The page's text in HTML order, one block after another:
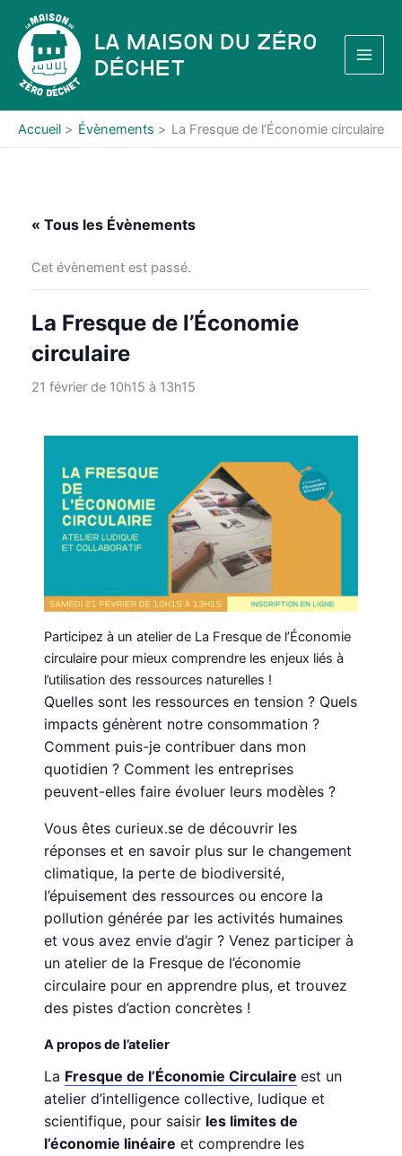
contenu
La Maison du Zéro
Déchet
Accueil Évènements La Fresque de l’Économie circulaire
« Tous les Évènements
Cet évènement est passé.
La Fresque de l’Économie
circulaire
21 février de 10h15 à 13h15
Participez à un atelier de La Fresque de l’Économie
circulaire pour mieux comprendre les enjeux liés à
l’utilisation des ressources naturelles !
Quelles sont les ressources en tension ? Quels
impacts génèrent notre consommation ?
Comment puis-je contribuer dans mon
quotidien ? Comment les entreprises
peuvent-elles faire évoluer leurs modèles ?
Vous êtes curieux.se de découvrir les
réponses et en savoir plus sur le changement
climatique, la perte de biodiversité,
l’épuisement des ressources ou encore la
pollution générée par les activités humaines
et vous avez envie d’agir ? Venez participer à
un atelier de la Fresque de l’économie
circulaire pour en apprendre plus, et trouvez
des pistes d’action concrètes !
A propos de l’atelier
La Fresque de l’Économie Circulaire est un
atelier d’intelligence collective, ludique et
scientifique, pour saisir les limites de
l’économie linéaire et comprendre les